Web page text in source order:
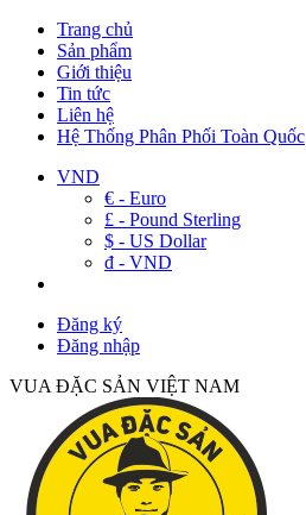
Trang chủ
Sản phẩm
Giới thiệu
Tin tức
Liên hệ
Hệ Thống Phân Phối Toàn Quốc
VND
€ - Euro
£ - Pound Sterling
$ - US Dollar
đ - VND
Đăng ký
Đăng nhập
VUA ĐẶC SẢN VIỆT NAM